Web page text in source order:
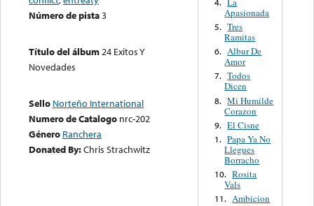
Número de pista3
Título del álbum24 Exitos Y
Novedades
Sello Norteño International
Numero de Catalogo nrc-202
Género Ranchera
Donated By:Chris Strachwitz
Apasionada
5. Tres
Ramitas
6. Albur De
Amor
7. Todos
Dicen
8. Mi Humilde
Corazon
9. El Cisne
1. Papa Ya No
Llegues
Borracho
10. Rosita
Vals
11. Ambicion